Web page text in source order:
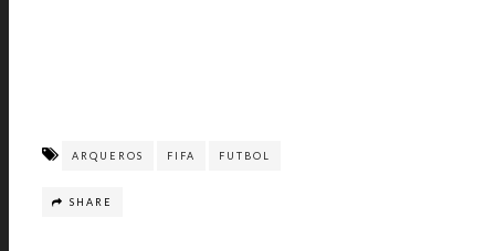
ARQUEROS FIFA FUTBOL
SHARE